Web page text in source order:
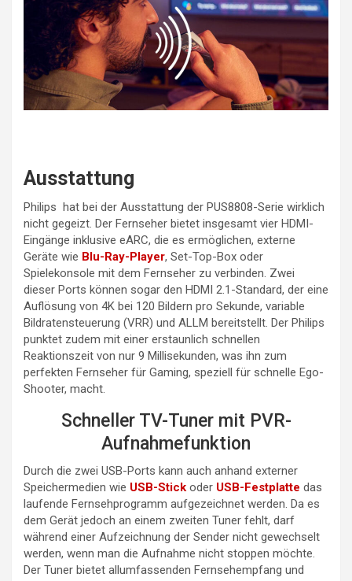
Ausstattung
Philips hat bei der Ausstattung der PUS8808-Serie wirklich
nicht gegeizt. Der Fernseher bietet insgesamt vier HDMI-
Eingänge inklusive eARC, die es ermöglichen, externe
Geräte wie Blu-Ray-Player, Set-Top-Box oder
Spielekonsole mit dem Fernseher zu verbinden. Zwei
dieser Ports können sogar den HDMI 2.1-Standard, der eine
Auflösung von 4K bei 120 Bildern pro Sekunde, variable
Bildratensteuerung (VRR) und ALLM bereitstellt. Der Philips
punktet zudem mit einer erstaunlich schnellen
Reaktionszeit von nur 9 Millisekunden, was ihn zum
perfekten Fernseher für Gaming, speziell für schnelle Ego-
Shooter, macht.
Schneller TV-Tuner mit PVR-
Aufnahmefunktion
Durch die zwei USB-Ports kann auch anhand externer
Speichermedien wie USB-Stick oder USB-Festplatte das
laufende Fernsehprogramm aufgezeichnet werden. Da es
dem Gerät jedoch an einem zweiten Tuner fehlt, darf
während einer Aufzeichnung der Sender nicht gewechselt
werden, wenn man die Aufnahme nicht stoppen möchte.
Der Tuner bietet allumfassenden Fernsehempfang und